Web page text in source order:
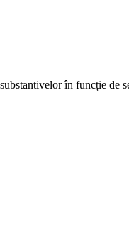
în funcție de